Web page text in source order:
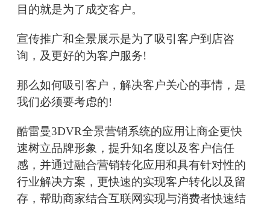
目的就是为了成交客户。
宣传推广和全景展示是为了吸引客户到店咨
询，及更好的为客户服务!
那么如何吸引客户，解决客户关心的事情，是
我们必须要考虑的!
酷雷曼3DVR全景营销系统的应用让商企更快
速树立品牌形象，提升知名度以及客户信任
感，并通过融合营销转化应用和具有针对性的
行业解决方案，更快速的实现客户转化以及留
存，帮助商家结合互联网实现与消费者快速结